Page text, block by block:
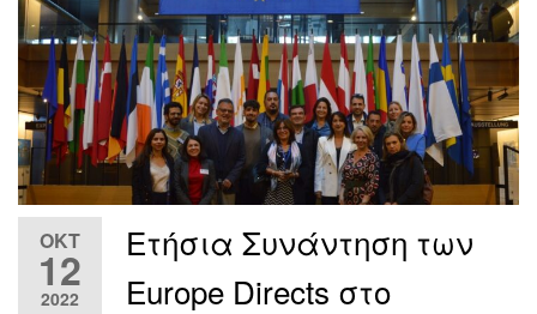
ΟΚΤ
12
2022
Ετήσια Συνάντηση των
Europe Directs στο